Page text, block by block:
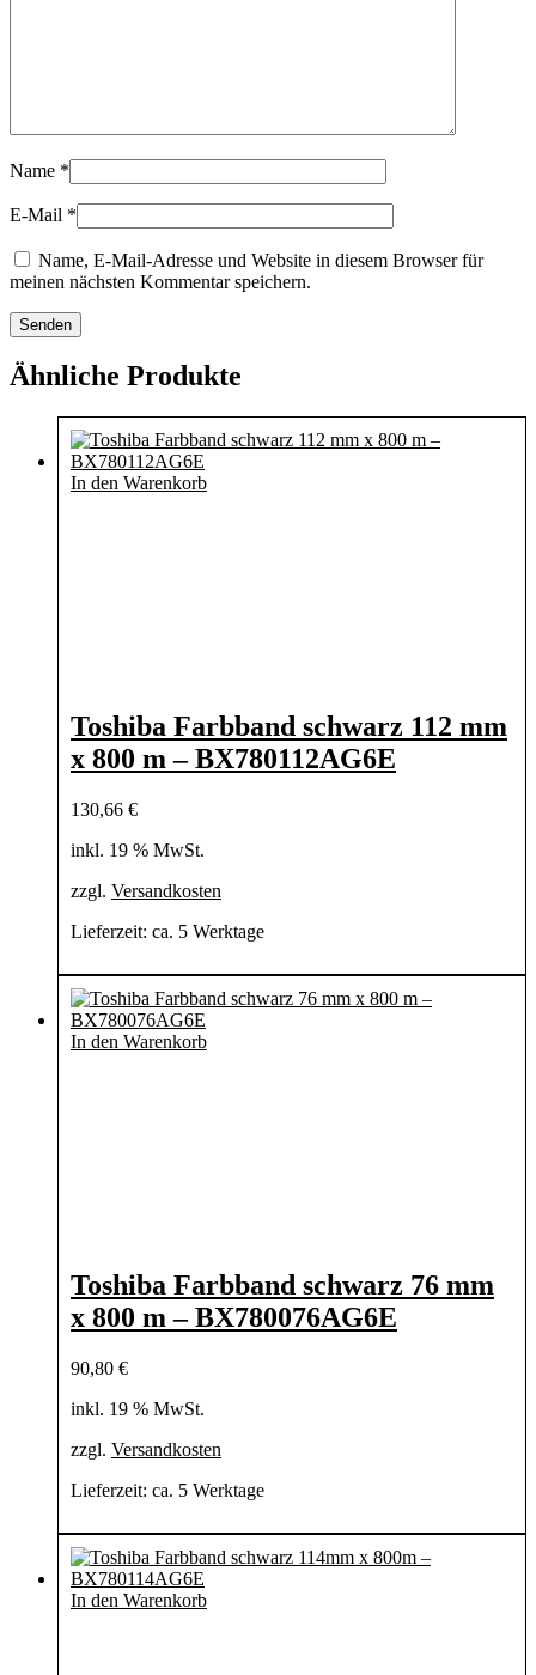
Name *
E-Mail *
Name, E-Mail-Adresse und Website in diesem Browser für
meinen nächsten Kommentar speichern.
Ähnliche Produkte
In den Warenkorb
Toshiba Farbband schwarz 112 mm
x 800 m – BX780112AG6E
130,66 €
inkl. 19 % MwSt.
zzgl. Versandkosten
Lieferzeit: ca. 5 Werktage
In den Warenkorb
Toshiba Farbband schwarz 76 mm
x 800 m – BX780076AG6E
90,80 €
inkl. 19 % MwSt.
zzgl. Versandkosten
Lieferzeit: ca. 5 Werktage
In den Warenkorb